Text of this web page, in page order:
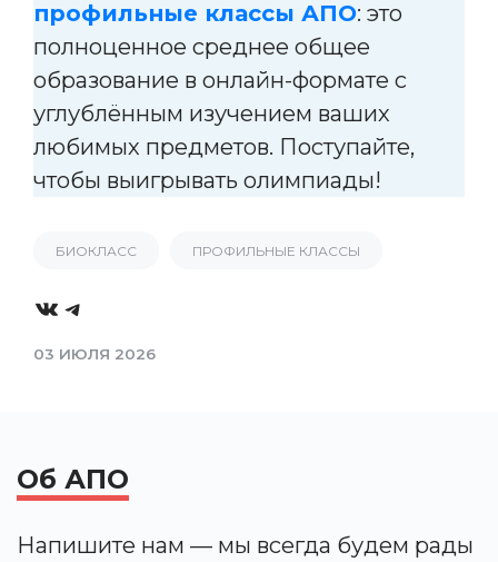
профильные классы АПО: это
полноценное среднее общее
образование в онлайн-формате с
углублённым изучением ваших
любимых предметов. Поступайте,
чтобы выигрывать олимпиады!
БИОКЛАСС ПРОФИЛЬНЫЕ КЛАССЫ
VKTelegram
03 ИЮЛЯ 2026
Об АПО
Напишите нам — мы всегда будем рады